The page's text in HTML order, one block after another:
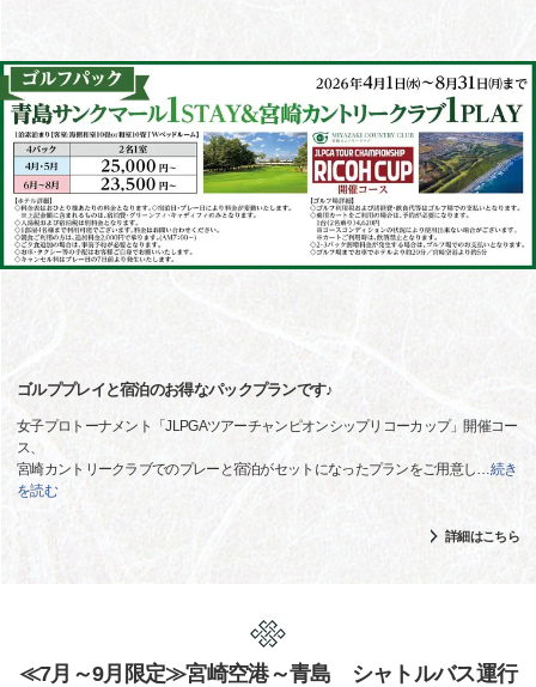
ゴルププレイと宿泊のお得なパックプランです♪
女子プロトーナメント「JLPGAツアーチャンピオンシップリコーカップ」開催コー
ス、
宮崎カントリークラブでのプレーと宿泊がセットになったプランをご用意し…続き
を読む
詳細はこちら
≪7月～9月限定≫宮崎空港～青島 シャトルバス運行